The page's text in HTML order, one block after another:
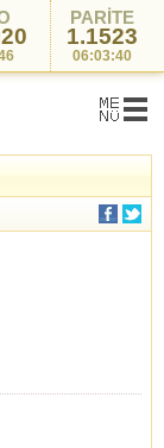
PARİTE
1.1523
06:03:40